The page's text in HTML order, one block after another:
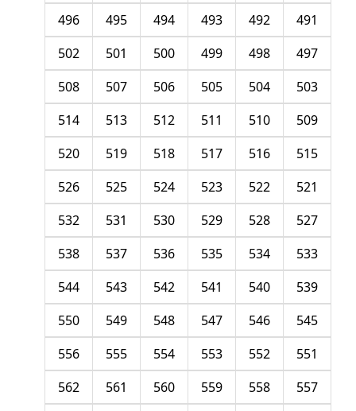
491
492
493
494
495
496
497
498
499
500
501
502
503
504
505
506
507
508
509
510
511
512
513
514
515
516
517
518
519
520
521
522
523
524
525
526
527
528
529
530
531
532
533
534
535
536
537
538
539
540
541
542
543
544
545
546
547
548
549
550
551
552
553
554
555
556
557
558
559
560
561
562